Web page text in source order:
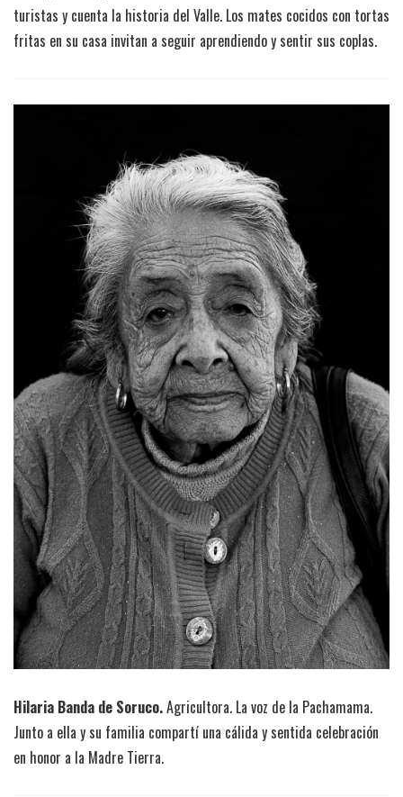
turistas y cuenta la historia del Valle. Los mates cocidos con tortas
fritas en su casa invitan a seguir aprendiendo y sentir sus coplas.
Hilaria Banda de Soruco.Agricultora. La voz de la Pachamama.
Junto a ella y su familia compartí una cálida y sentida celebración
en honor a la Madre Tierra.